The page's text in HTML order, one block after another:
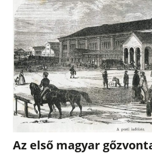
Az első magyar